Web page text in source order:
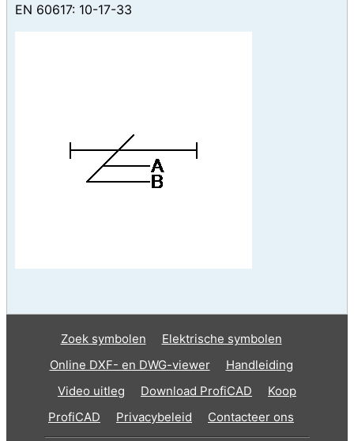
EN 60617: 10-17-33
Zoek symbolen
Elektrische symbolen
Online DXF- en DWG-viewer
Handleiding
Video uitleg
Download ProfiCAD
Koop
ProfiCAD
Privacybeleid Contacteer ons